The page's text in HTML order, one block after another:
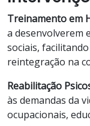
Treinamento em
a desenvolverem
sociais,
reintegração na
Reabilitação
às demandas da
ocupacionais,